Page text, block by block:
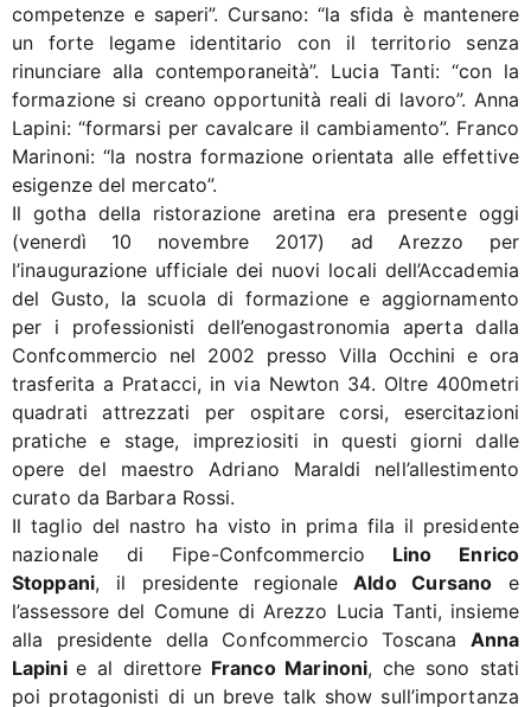
competenze e saperi”. Cursano: “la sfida è mantenere
un forte legame identitario con il territorio senza
rinunciare alla contemporaneità”. Lucia Tanti: “con la
formazione si creano opportunità reali di lavoro”. Anna
Lapini: “formarsi per cavalcare il cambiamento”. Franco
Marinoni: “la nostra formazione orientata alle effettive
esigenze del mercato”.
Il gotha della ristorazione aretina era presente oggi
(venerdì 10 novembre 2017) ad Arezzo per
l’inaugurazione ufficiale dei nuovi locali dell’Accademia
del Gusto, la scuola di formazione e aggiornamento
per i professionisti dell’enogastronomia aperta dalla
Confcommercio nel 2002 presso Villa Occhini e ora
trasferita a Pratacci, in via Newton 34. Oltre 400metri
quadrati attrezzati per ospitare corsi, esercitazioni
pratiche e stage, impreziositi in questi giorni dalle
opere del maestro Adriano Maraldi nell’allestimento
curato da Barbara Rossi.
Il taglio del nastro ha visto in prima fila il presidente
nazionale di Fipe-Confcommercio Lino Enrico
Stoppani, il presidente regionale Aldo Cursano e
l’assessore del Comune di Arezzo Lucia Tanti, insieme
alla presidente della Confcommercio Toscana Anna
Lapinie al direttore Franco Marinoni, che sono stati
poi protagonisti di un breve talk show sull’importanza